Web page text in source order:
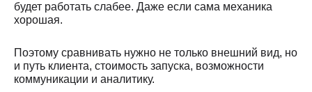
будет работать слабее. Даже если сама механика
хорошая.
Поэтому сравнивать нужно не только внешний вид, но
и путь клиента, стоимость запуска, возможности
коммуникации и аналитику.